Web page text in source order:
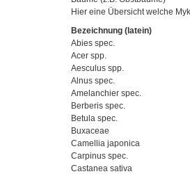
Hier eine Übersicht welche
Bezeichnung (latein)
Abies spec.
Acer spp.
Aesculus spp.
Alnus spec.
Amelanchier spec.
Berberis spec.
Betula spec.
Buxaceae
Camellia japonica
Carpinus spec.
Castanea sativa